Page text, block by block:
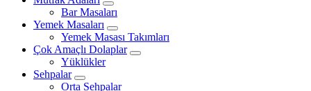
Bar Masaları
Yemek Masaları
Yemek Masası Takımları
Çok Amaçlı Dolaplar
Yüklükler
Sehpalar
Orta Sehpalar